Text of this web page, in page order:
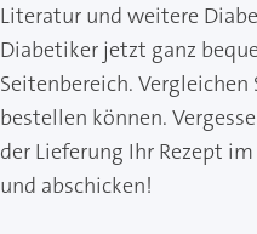
Literatur und weitere
Diabetiker jetzt ganz
Seitenbereich.
bestellen können.
der Lieferung Ihr Rezept
und abschicken!